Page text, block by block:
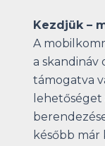
Kezdjük –
A
a skandináv
támogatva
később